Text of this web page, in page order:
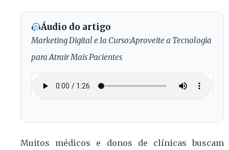
Áudio do artigo
Marketing Digital e Ia Curso:Aproveite a Tecnologia
para Atrair Mais Pacientes
Muitos médicos e donos de clínicas buscam